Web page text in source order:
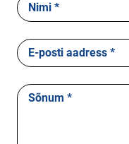
Nimi *
E-posti aadress *
Sõnum *